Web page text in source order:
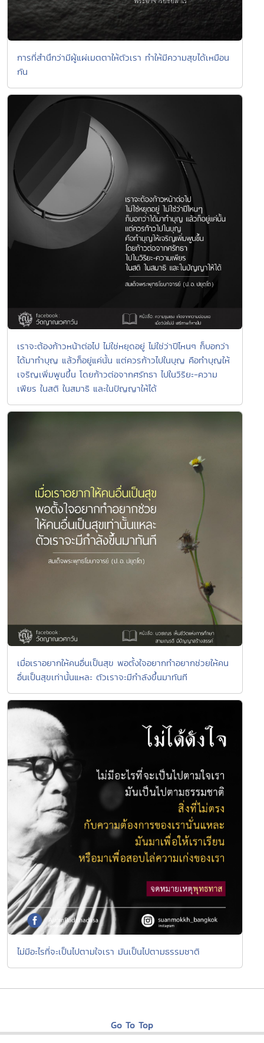
การที่สำนึกว่ามีผู้แผ่เมตตาให้ตัวเรา ทำให้มีความสุขได้เหมือน
กัน
เราจะต้องก้าวหน้าต่อไป ไม่ใช่หยุดอยู่ ไม่ใช่ว่าปีไหนๆ ก็บอกว่า
ได้มาทำบุญ แล้วก็อยู่แค่นั้น แต่ควรก้าวไปในบุญ คือทำบุญให้
เจริญเพิ่มพูนขึ้น โดยก้าวต่อจากศรัทธา ไปในวิริยะ-ความ
เพียร ในสติ ในสมาธิ และในปัญญาให้ได้
เมื่อเราอยากให้คนอื่นเป็นสุข พอตั้งใจอยากทำอยากช่วยให้คน
อื่นเป็นสุขเท่านั้นแหละ ตัวเราจะมีกำลังขึ้นมาทันที
ไม่มีอะไรที่จะเป็นไปตามใจเรา มันเป็นไปตามธรรมชาติ
Go To Top